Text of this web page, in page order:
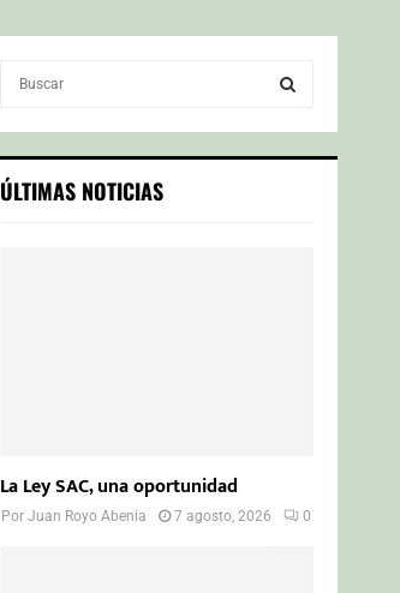
c
h
S
ÚLTIMAS NOTICIAS
La Ley SAC, una oportunidad
PorJuan Royo Abenia 7 agosto, 2026 0